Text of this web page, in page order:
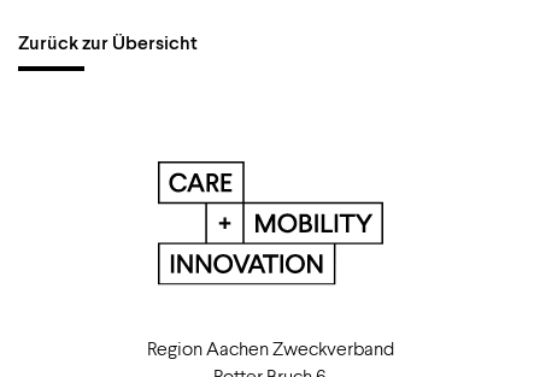
Zurück zur Übersicht
Region Aachen Zweckverband